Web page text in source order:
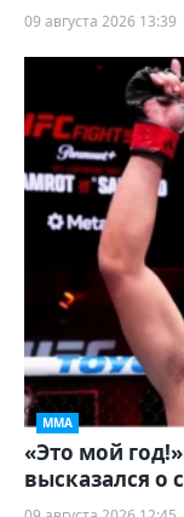
09 августа 2026 13:39
ММА
«Это мой
высказался о